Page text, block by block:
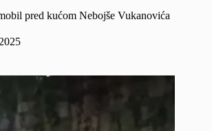
pred kućom Nebojše Vukanovića